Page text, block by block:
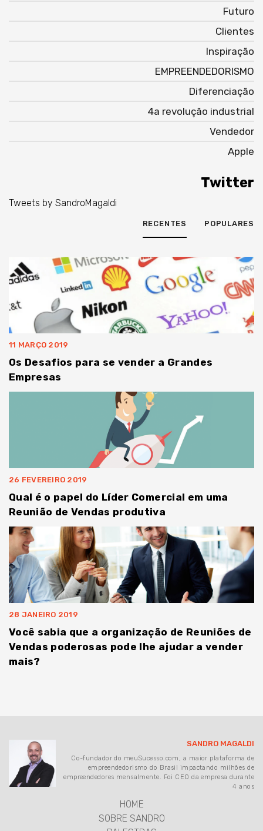
Futuro
Clientes
Inspiração
EMPREENDEDORISMO
Diferenciação
4a revolução industrial
Vendedor
Apple
Twitter
Tweets by SandroMagaldi
POPULARES
RECENTES
11 MARÇO 2019
Os Desafios para se vender a Grandes
Empresas
26 FEVEREIRO 2019
Qual é o papel do Líder Comercial em uma
Reunião de Vendas produtiva
28 JANEIRO 2019
Você sabia que a organização de Reuniões de
Vendas poderosas pode lhe ajudar a vender
mais?
SANDRO MAGALDI
Co-fundador do meuSucesso.com, a maior plataforma de
empreendedorismo do Brasil impactando milhões de
empreendedores mensalmente. Foi CEO da empresa durante
4 anos
HOME
SOBRE SANDRO